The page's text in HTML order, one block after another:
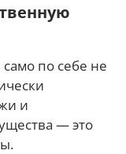
по себе не
и
— это